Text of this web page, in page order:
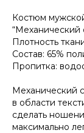
Костюм
“Механический
Плотность
Состав: 65%
Пропитка:
Механический
в области
сделать
максимально